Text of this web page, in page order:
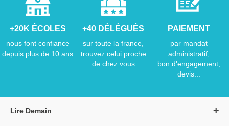
+20K ÉCOLES
nous font confiance
depuis plus de 10 ans
+40 DÉLÉGUÉS
sur toute la france,
trouvez celui proche
de chez vous
PAIEMENT
par mandat
administratif,
bon d'engagement,
devis...
Lire Demain